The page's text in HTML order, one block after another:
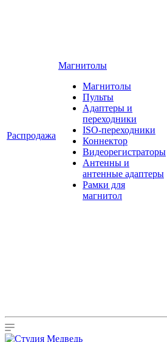
Распродажа
Магнитолы
Магнитолы
Пульты
Адаптеры и
переходники
ISO-переходники
Коннектор
Видеорегистраторы
Антенны и
антенные адаптеры
Рамки для
магнитол